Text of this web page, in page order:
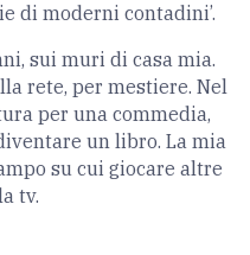
di moderni contadini’.
sui muri di casa mia.
rete, per mestiere. Nel
per una commedia,
un libro. La mia
su cui giocare altre
tv.